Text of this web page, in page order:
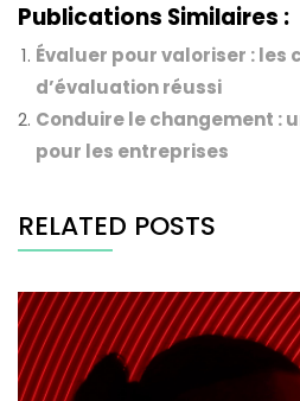
Publications Similaires :
Évaluer pour valoriser : les
d’évaluation réussi
Conduire le changement :
pour les entreprises
RELATED POSTS